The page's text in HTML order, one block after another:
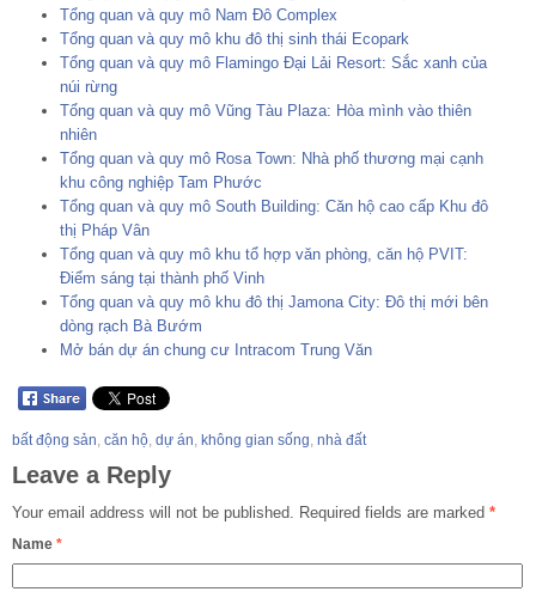
Tổng quan và quy mô Nam Đô Complex
Tổng quan và quy mô khu đô thị sinh thái Ecopark
Tổng quan và quy mô Flamingo Đại Lải Resort: Sắc xanh của
núi rừng
Tổng quan và quy mô Vũng Tàu Plaza: Hòa mình vào thiên
nhiên
Tổng quan và quy mô Rosa Town: Nhà phố thương mại cạnh
khu công nghiệp Tam Phước
Tổng quan và quy mô South Building: Căn hộ cao cấp Khu đô
thị Pháp Vân
Tổng quan và quy mô khu tổ hợp văn phòng, căn hộ PVIT:
Điểm sáng tại thành phố Vinh
Tổng quan và quy mô khu đô thị Jamona City: Đô thị mới bên
dòng rạch Bà Bướm
Mở bán dự án chung cư Intracom Trung Văn
bất động sản, căn hộ, dự án, không gian sống, nhà đất
Leave a Reply
Your email address will not be published. Required fields are marked *
Name *